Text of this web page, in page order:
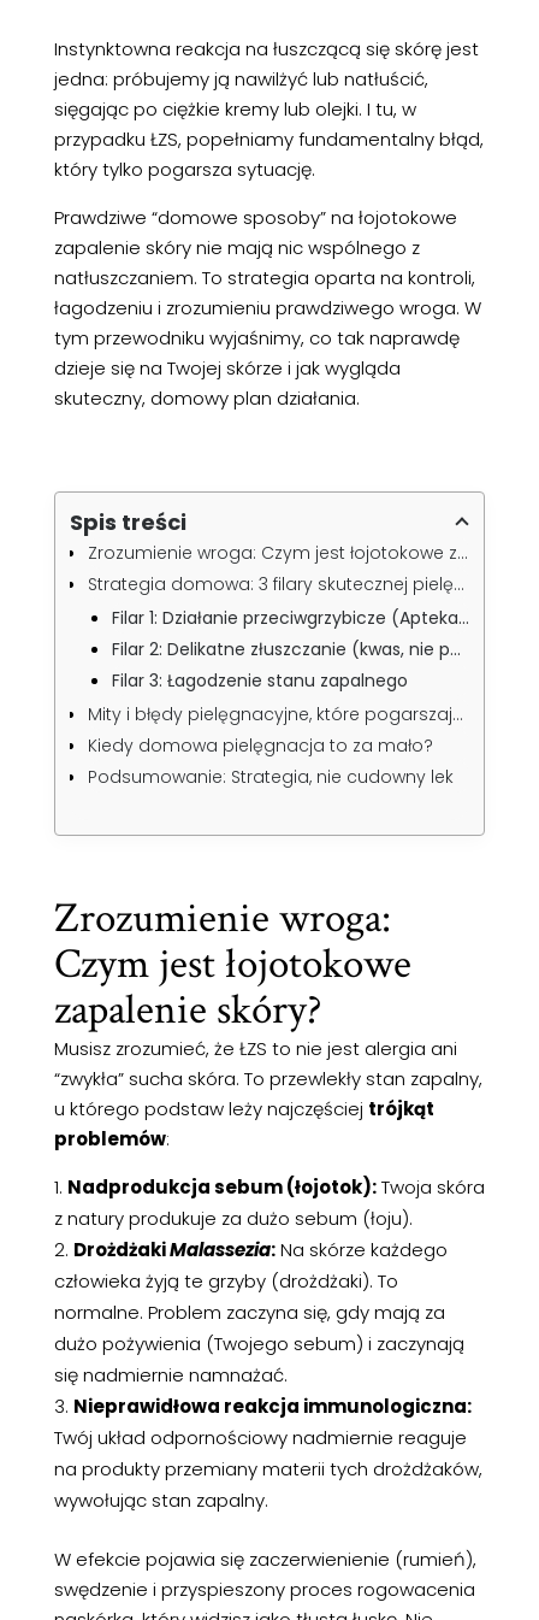
Instynktowna reakcja na łuszczącą się skórę jest
jedna: próbujemy ją nawilżyć lub natłuścić,
sięgając po ciężkie kremy lub olejki. I tu, w
przypadku ŁZS, popełniamy fundamentalny błąd,
który tylko pogarsza sytuację.
Prawdziwe “domowe sposoby” na łojotokowe
zapalenie skóry nie mają nic wspólnego z
natłuszczaniem. To strategia oparta na kontroli,
łagodzeniu i zrozumieniu prawdziwego wroga. W
tym przewodniku wyjaśnimy, co tak naprawdę
dzieje się na Twojej skórze i jak wygląda
skuteczny, domowy plan działania.
Spis treści
Zrozumienie wroga: Czym jest łojotokowe zapalenie skóry?
Strategia domowa: 3 filary skutecznej pielęgnacji
Filar 1: Działanie przeciwgrzybicze (Apteka, nie kuchnia)
Filar 2: Delikatne złuszczanie (kwas, nie peeling)
Filar 3: Łagodzenie stanu zapalnego
Mity i błędy pielęgnacyjne, które pogarszają stan
Kiedy domowa pielęgnacja to za mało?
Podsumowanie: Strategia, nie cudowny lek
Zrozumienie wroga:
Czym jest łojotokowe
zapalenie skóry?
Musisz zrozumieć, że ŁZS to nie jest alergia ani
“zwykła” sucha skóra. To przewlekły stan zapalny,
u którego podstaw leży najczęściej trójkąt
problemów:
Nadprodukcja sebum (łojotok):Twoja skóra
z natury produkuje za dużo sebum (łoju).
DrożdżakiMalassezia:Na skórze każdego
człowieka żyją te grzyby (drożdżaki). To
normalne. Problem zaczyna się, gdy mają za
dużo pożywienia (Twojego sebum) i zaczynają
się nadmiernie namnażać.
Nieprawidłowa reakcja immunologiczna:
Twój układ odpornościowy nadmiernie reaguje
na produkty przemiany materii tych drożdżaków,
wywołując stan zapalny.
W efekcie pojawia się zaczerwienienie (rumień),
swędzenie i przyspieszony proces rogowacenia